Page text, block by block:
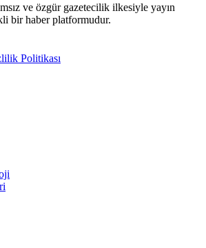
ve özgür gazetecilik ilkesiyle yayın
bir haber platformudur.
Politikası